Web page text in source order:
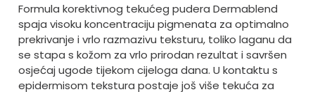
Formula korektivnog tekućeg pudera Dermablend
spaja visoku koncentraciju pigmenata za optimalno
prekrivanje i vrlo razmazivu teksturu, toliko laganu da
se stapa s kožom za vrlo prirodan rezultat i savršen
osjećaj ugode tijekom cijeloga dana. U kontaktu s
epidermisom tekstura postaje još više tekuća za